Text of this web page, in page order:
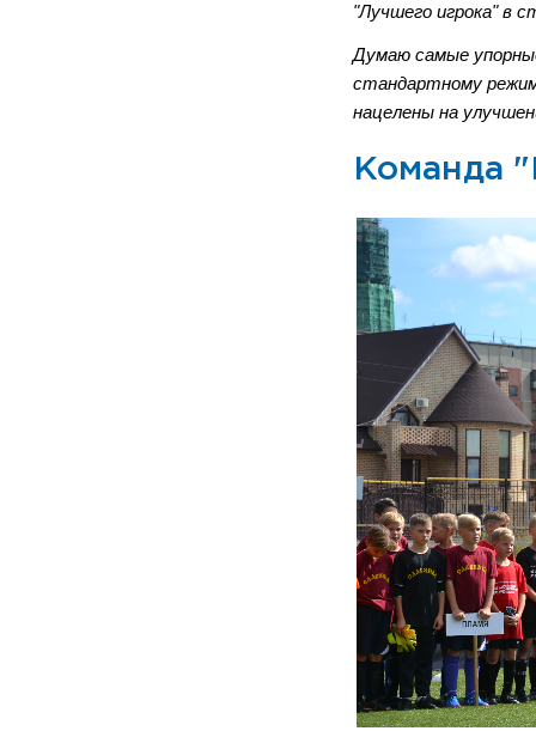
"Лучшего игрока" в
Думаю самые
стандартному
нацелены на
Команда